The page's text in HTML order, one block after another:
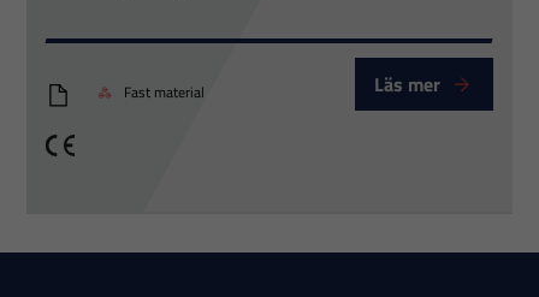
Vibrerande nivåvakt CV660
Fast material Läs mer
CE
fungera.
hemsidans